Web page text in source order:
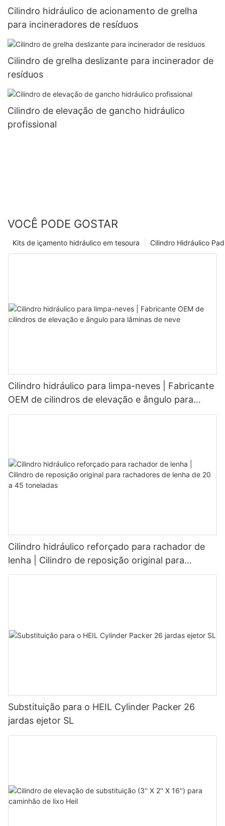
Cilindro hidráulico de acionamento de grelha
para incineradores de resíduos
Cilindro de grelha deslizante para incinerador de
resíduos
Cilindro de elevação de gancho hidráulico
profissional
VOCÊ PODE GOSTAR
Cilindro Hidráulico
Kits de içamento hidráulico em tesoura
Cilindro hidráulico para limpa-neves | Fabricante
OEM de cilindros de elevação e ângulo para
lâminas de neve
Cilindro hidráulico reforçado para rachador de
lenha | Cilindro de reposição original para
rachadores de lenha de 20 a 45 toneladas
Substituição para o HEIL Cylinder Packer 26
jardas ejetor SL